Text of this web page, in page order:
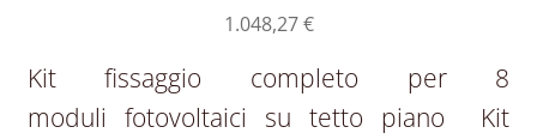
1.048,27€
Kit fissaggio completo per 8
moduli fotovoltaici su tetto piano Kit